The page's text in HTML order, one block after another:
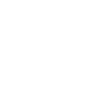
die
gültigen Vertrags über
können eine bereits erteilte